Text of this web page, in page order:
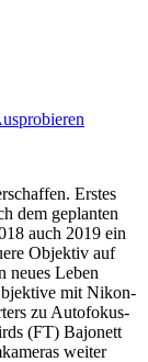
Erstes
dem geplanten
auch 2019 ein
Objektiv auf
neues Leben
mit Nikon-
zu Autofokus-
(FT) Bajonett
weiter